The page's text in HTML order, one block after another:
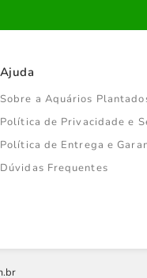
Ajuda
Sobre a Aquários
Política de Privacidade e
Política de Entrega e
Dúvidas Frequentes